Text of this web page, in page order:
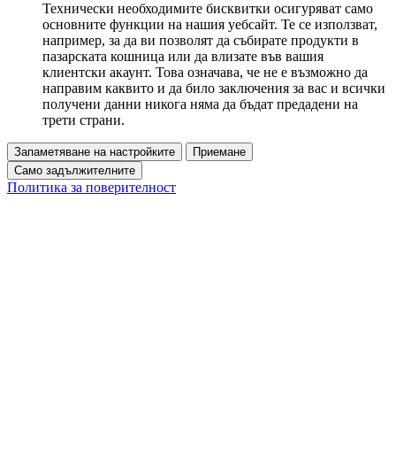
Технически необходимите бисквитки осигуряват само
основните функции на нашия уебсайт. Те се използват,
например, за да ви позволят да събирате продукти в
пазарската кошница или да влизате във вашия
клиентски акаунт. Това означава, че не е възможно да
направим каквито и да било заключения за вас и всички
получени данни никога няма да бъдат предадени на
трети страни.
Запаметяване на настройките
Приемане
Само задължителните
Политика за поверителност